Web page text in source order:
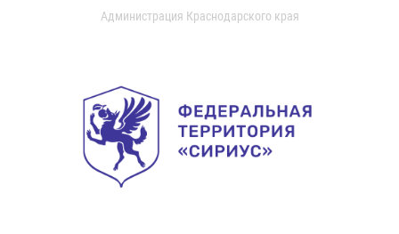
Администрация Краснодарского края